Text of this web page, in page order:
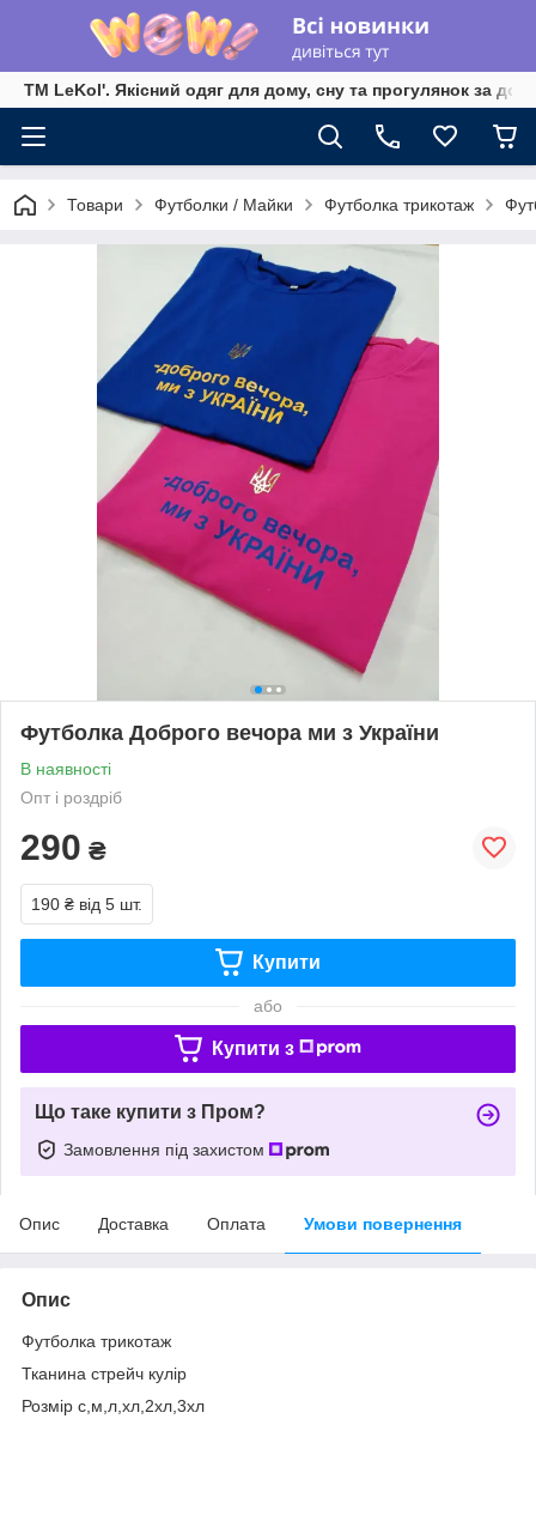
TM LeKol'. Якісний одяг для дому, сну та прогулянок за
Товари Футболки / Майки Футболка трикотаж
Футболка Доброго вечора ми з України
В наявності
Опт і роздріб
290 ₴
190 ₴ від 5 шт.
Купити
або
Купити з
Що таке купити з Пром?
Замовлення під захистом
Опис Доставка Оплата Умови повернення
Опис
Футболка трикотаж
Тканина стрейч кулір
Розмір с,м,л,хл,2хл,3хл